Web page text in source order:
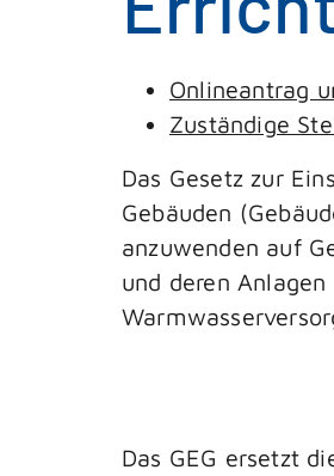
Onlineantrag
Zuständige
Das Gesetz zur
Gebäuden
anzuwenden auf
und deren
Das GEG ersetzt